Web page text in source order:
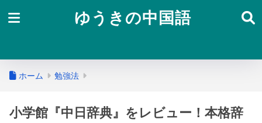
ゆうきの中国語
ホーム 勉強法
小学館『中日辞典』をレビュー！本格辞